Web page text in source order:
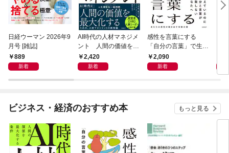
日経ウーマン 2026年9
月号 [雑誌]
889
新着
AI時代の人材マネジメ
ント 人間の価値を最
大化する条件
2,420
新着
感性を言葉にする
「自分の言葉」で生き
るための教科書
2,090
新着
ビジネス・経済のおすすめ本 もっと見る